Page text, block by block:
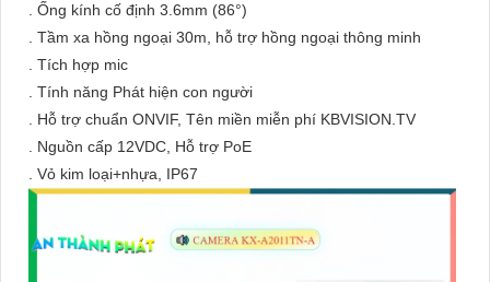
. Ống kính cố định 3.6mm (86°)
. Tầm xa hồng ngoại 30m, hỗ trợ hồng ngoại thông minh
. Tích hợp mic
. Tính năng Phát hiện con người
. Hỗ trợ chuẩn ONVIF, Tên miền miễn phí KBVISION.TV
. Nguồn cấp 12VDC, Hỗ trợ PoE
. Vỏ kim loại+nhựa, IP67